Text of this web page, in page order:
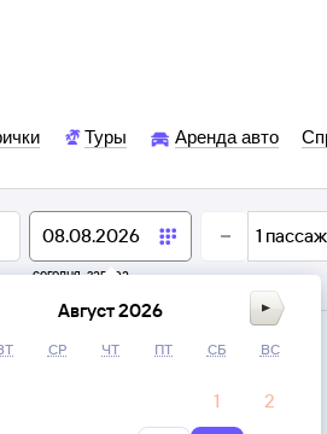
Туры Аренда авто
сегодня, завтра
1
Август 2026
СР ЧТ ПТ СБ ВС
1 2